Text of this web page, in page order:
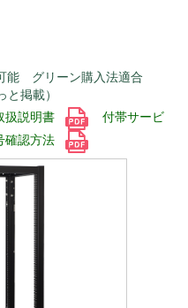
能 グリーン購入法適合
と掲載）
扱説明書
付帯サービ
確認方法